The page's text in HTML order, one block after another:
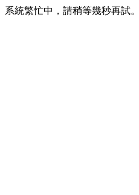
系統繁忙中，請稍等幾秒再試。